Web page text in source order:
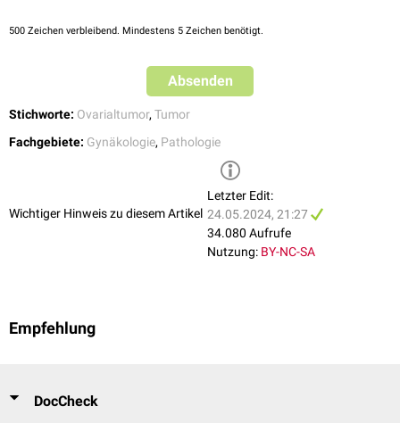
klarzelliger Borderlinetumor
(atypischer proliferativer klarzelliger
Der seröse und muzinöse Borderlinetumor kommen mit einem Anteil von
über 90% am häufigsten vor. Der Rest der Tumoren ist selten.
500 Zeichen verbleibend. Mindestens 5 Zeichen benötigt.
Absenden
Stichworte: Ovarialtumor, Tumor
Fachgebiete: Gynäkologie, Pathologie
Wichtiger Hinweis zu diesem Artikel
Letzter Edit:
24.05.2024, 21:27
34.080 Aufrufe
Nutzung: BY-NC-SA
Empfehlung
DocCheck